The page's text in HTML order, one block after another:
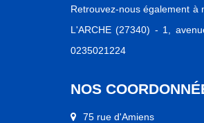
Retrouvez-nous également à
L'ARCHE (27340) - 1,
0235021224
NOS
75 rue d'Amiens